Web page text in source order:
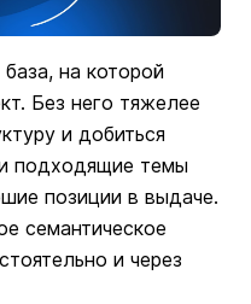
на которой
Без него тяжелее
и добиться
подходящие темы
позиции в выдаче.
семантическое
и через